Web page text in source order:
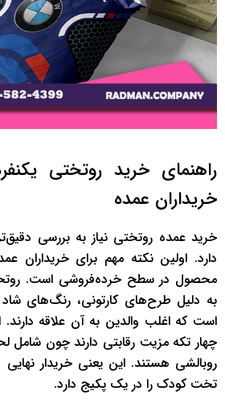
راهنمای خرید روتختی
خریداران عمده
خرید عمده روتختی نیاز به بررسی
دارد. اولین نکته مهم برای خریداران
محصول در سطح خرده‌فروشی است.
به دلیل طرح‌های کارتونی، رنگ‌های
است که اغلب والدین به آن علاقه
چهار تکه مزیت رقابتی دارند چون شامل
روبالشی هستند. این یعنی خریدار نهایی
تخت کودک را در یک پکیج دارد.